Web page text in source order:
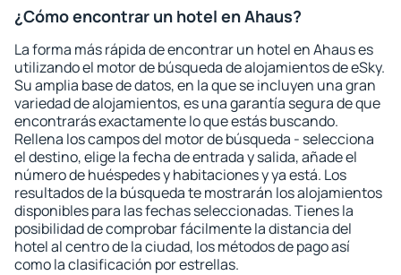
¿Cómo encontrar un hotel en Ahaus?
La forma más rápida de encontrar un hotel en Ahaus es
utilizando el motor de búsqueda de alojamientos de eSky.
Su amplia base de datos, en la que se incluyen una gran
variedad de alojamientos, es una garantía segura de que
encontrarás exactamente lo que estás buscando.
Rellena los campos del motor de búsqueda - selecciona
el destino, elige la fecha de entrada y salida, añade el
número de huéspedes y habitaciones y ya está. Los
resultados de la búsqueda te mostrarán los alojamientos
disponibles para las fechas seleccionadas. Tienes la
posibilidad de comprobar fácilmente la distancia del
hotel al centro de la ciudad, los métodos de pago así
como la clasificación por estrellas.